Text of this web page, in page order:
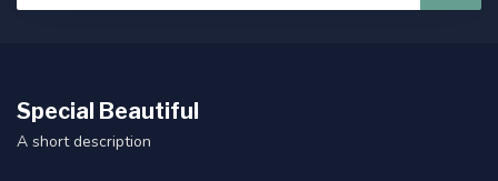
Special Beautiful
A short description